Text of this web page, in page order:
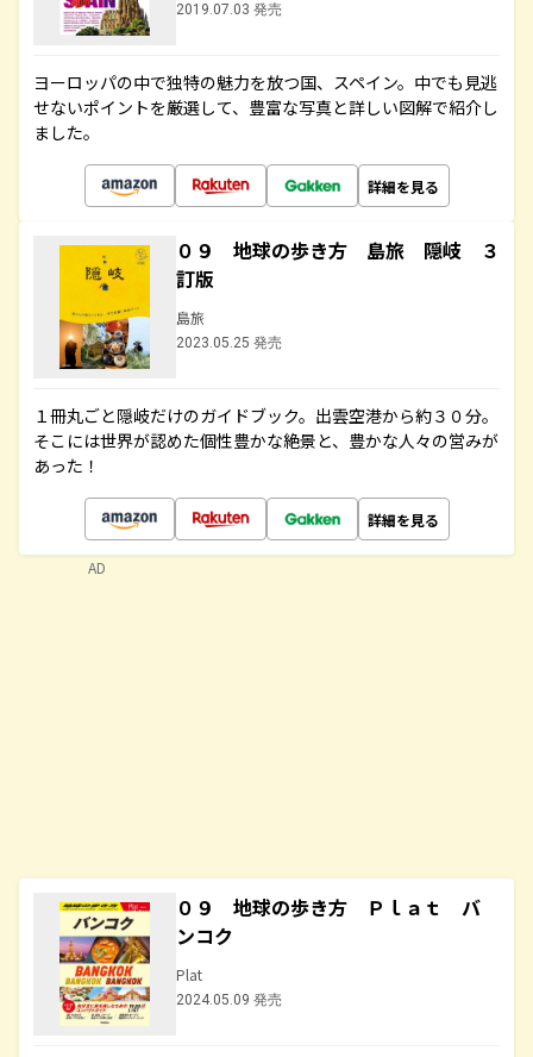
2019.07.03 発売
ヨーロッパの中で独特の魅力を放つ国、スペイン。中でも見逃
せないポイントを厳選して、豊富な写真と詳しい図解で紹介し
ました。
詳細を見る
０９ 地球の歩き方 島旅 隠岐 ３
訂版
島旅
2023.05.25 発売
１冊丸ごと隠岐だけのガイドブック。出雲空港から約３０分。
そこには世界が認めた個性豊かな絶景と、豊かな人々の営みが
あった！
詳細を見る
０９ 地球の歩き方 Ｐｌａｔ バ
ンコク
Plat
2024.05.09 発売
AD